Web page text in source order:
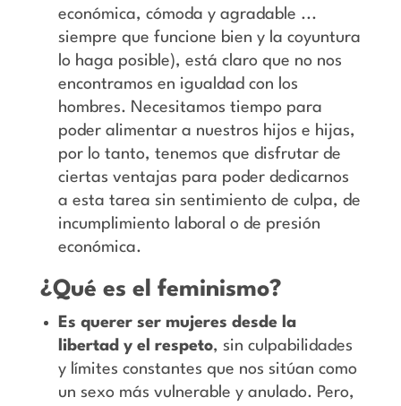
económica, cómoda y agradable ...
siempre que funcione bien y la coyuntura
lo haga posible), está claro que no nos
encontramos en igualdad con los
hombres. Necesitamos tiempo para
poder alimentar a nuestros hijos e hijas,
por lo tanto, tenemos que disfrutar de
ciertas ventajas para poder dedicarnos
a esta tarea sin sentimiento de culpa, de
incumplimiento laboral o de presión
económica.
¿Qué es el feminismo?
Es querer ser mujeres desde la
libertad y el respeto, sin culpabilidades
y límites constantes que nos sitúan como
un sexo más vulnerable y anulado. Pero,